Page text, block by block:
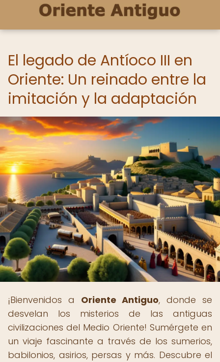
El legado de Antíoco III en
Oriente: Un reinado entre la
imitación y la adaptación
¡Bienvenidos a Oriente Antiguo, donde se
desvelan los misterios de las antiguas
civilizaciones del Medio Oriente! Sumérgete en
un viaje fascinante a través de los sumerios,
babilonios, asirios, persas y más. Descubre el